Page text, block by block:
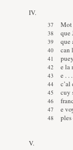
IV.
Mot
que
que
can
e la
e . .
c’al
cuy
e
ples
V.